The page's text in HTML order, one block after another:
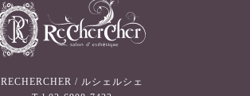
RECHERCHER / ルシェルシェ